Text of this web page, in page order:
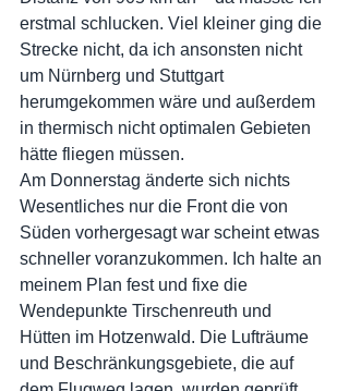
erstmal schlucken. Viel kleiner ging die
Strecke nicht, da ich ansonsten nicht
um Nürnberg und Stuttgart
herumgekommen wäre und außerdem
in thermisch nicht optimalen Gebieten
hätte fliegen müssen.
Am Donnerstag änderte sich nichts
Wesentliches nur die Front die von
Süden vorhergesagt war scheint etwas
schneller voranzukommen. Ich halte an
meinem Plan fest und fixe die
Wendepunkte Tirschenreuth und
Hütten im Hotzenwald. Die Lufträume
und Beschränkungsgebiete, die auf